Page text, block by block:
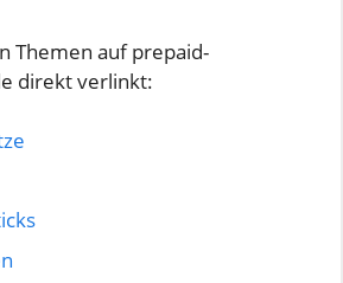
Themen auf prepaid-
direkt verlinkt: